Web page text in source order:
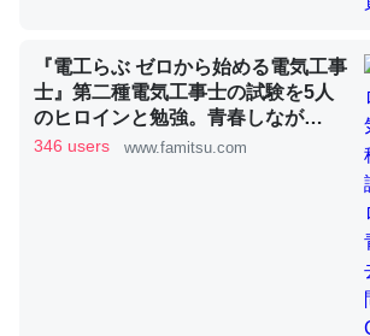
昆虫ってカルシウム少ないのか。知らんか
コオロギのカルシウム分はエビの600分の1
─ニュース :: 【研究発表】昆虫学の大問題＝「昆
『電工らぶ ゼロから始める電気工事
士』第二種電気工事士の試験を5人
のヒロインと勉強。青春しなが
ら“過去問1000問”や“本番形式CBT
346 users www.famitsu.com